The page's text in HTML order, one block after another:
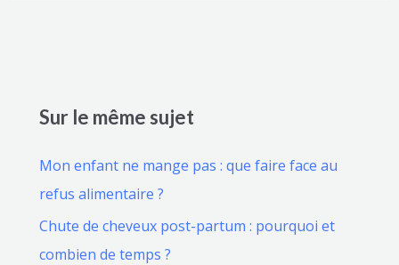
Sur le même sujet
Mon enfant ne mange pas : que faire face au
refus alimentaire ?
Chute de cheveux post-partum : pourquoi et
combien de temps ?